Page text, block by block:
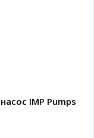
IMP Pumps